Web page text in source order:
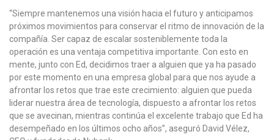
“Siempre mantenemos una visión hacia el futuro y anticipamos
próximos movimientos para conservar el ritmo de innovación de la
compañía. Ser capaz de escalar sosteniblemente toda la
operación es una ventaja competitiva importante. Con esto en
mente, junto con Ed, decidimos traer a alguien que ya ha pasado
por este momento en una empresa global para que nos ayude a
afrontar los retos que trae este crecimiento: alguien que pueda
liderar nuestra área de tecnología, dispuesto a afrontar los retos
que se avecinan, mientras continúa el excelente trabajo que Ed ha
desempeñado en los últimos ocho años”, aseguró David Vélez,